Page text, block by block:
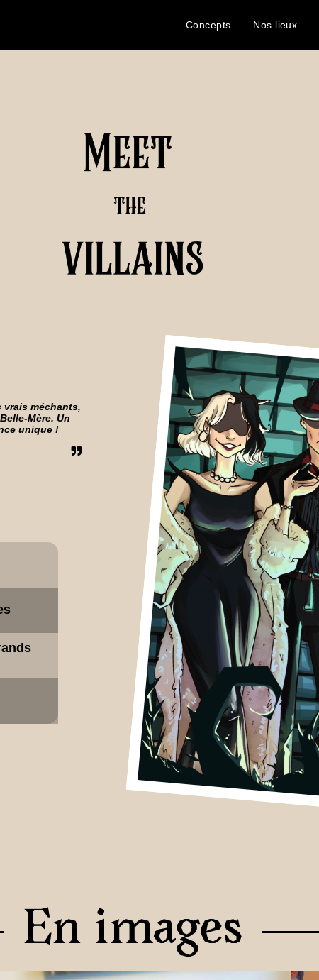
Concepts Nos lieux
méchants,
Mère. Un
unique !
En images